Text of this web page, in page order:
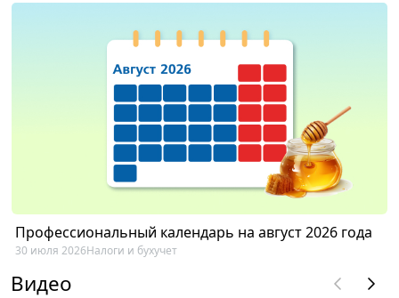
Профессиональный календарь на август 2026 года
30 июля 2026Налоги и бухучет
Видео